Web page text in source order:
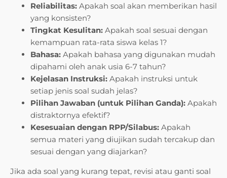
Reliabilitas: Apakah soal akan memberikan hasil
yang konsisten?
Tingkat Kesulitan: Apakah soal sesuai dengan
kemampuan rata-rata siswa kelas 1?
Bahasa: Apakah bahasa yang digunakan mudah
dipahami oleh anak usia 6-7 tahun?
Kejelasan Instruksi: Apakah instruksi untuk
setiap jenis soal sudah jelas?
Pilihan Jawaban (untuk Pilihan Ganda): Apakah
distraktornya efektif?
Kesesuaian dengan RPP/Silabus: Apakah
semua materi yang diujikan sudah tercakup dan
sesuai dengan yang diajarkan?
Jika ada soal yang kurang tepat, revisi atau ganti soal